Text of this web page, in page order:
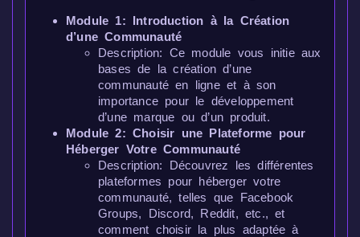
Module 1: Introduction à la Création
d’une Communauté
Description: Ce module vous initie aux
bases de la création d’une
communauté en ligne et à son
importance pour le développement
d’une marque ou d’un produit.
Module 2: Choisir une Plateforme pour
Héberger Votre Communauté
Description: Découvrez les différentes
plateformes pour héberger votre
communauté, telles que Facebook
Groups, Discord, Reddit, etc., et
comment choisir la plus adaptée à